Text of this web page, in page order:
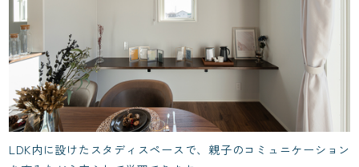
LDK内に設けたスタディスペースで、親子のコミュニケーション